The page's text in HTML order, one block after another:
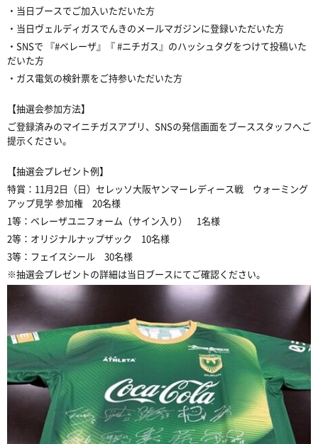
・当日ブースでご加入いただいた方
・当日ヴェルディガスでんきのメールマガジンに登録いただいた方
・SNSで 『#ベレーザ』『 #ニチガス』のハッシュタグをつけて投稿いた
だいた方
・ガス電気の検針票をご持参いただいた方
【抽選会参加方法】
ご登録済みのマイニチガスアプリ、SNSの発信画面をブーススタッフへご
提示ください。
【抽選会プレゼント例】
特賞：11月2日（日）セレッソ大阪ヤンマーレディース戦 ウォーミング
アップ見学 参加権 20名様
1等：ベレーザユニフォーム（サイン入り） 1名様
2等：オリジナルナップザック 10名様
3等：フェイスシール 30名様
※抽選会プレゼントの詳細は当日ブースにてご確認ください。